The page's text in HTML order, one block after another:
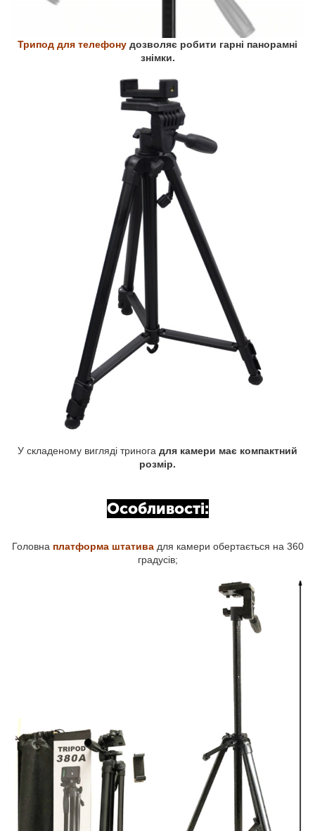
Трипод для телефону дозволяє робити гарні панорамні
знімки.
У складеному вигляді тринога для камери має компактний
розмір.
Особливості:
Головна платформа штативадля камери обертається на 360
градусів;